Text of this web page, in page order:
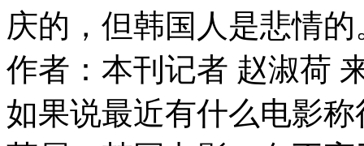
庆的，但韩国人是悲情的
作者：本刊记者 赵淑荷
如果说最近有什么电影